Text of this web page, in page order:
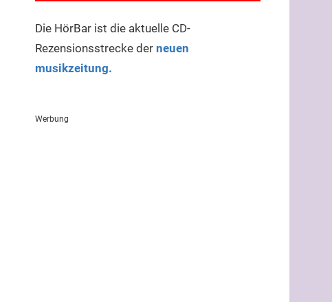
Die HörBar ist die aktuelle CD-
Rezensionsstrecke der neuen
musikzeitung.
Werbung